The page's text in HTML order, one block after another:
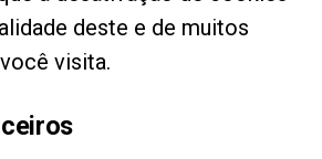
deste e de muitos
visita.